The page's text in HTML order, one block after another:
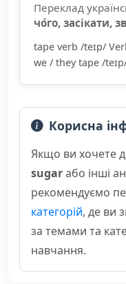
Переклад
чо́го, засікати,
tape verb /teɪp/
we / they tape /
Корисна
Якщо ви хочете
sugarабо інші
рекомендуємо
категорій, де ви
за темами та
навчання.